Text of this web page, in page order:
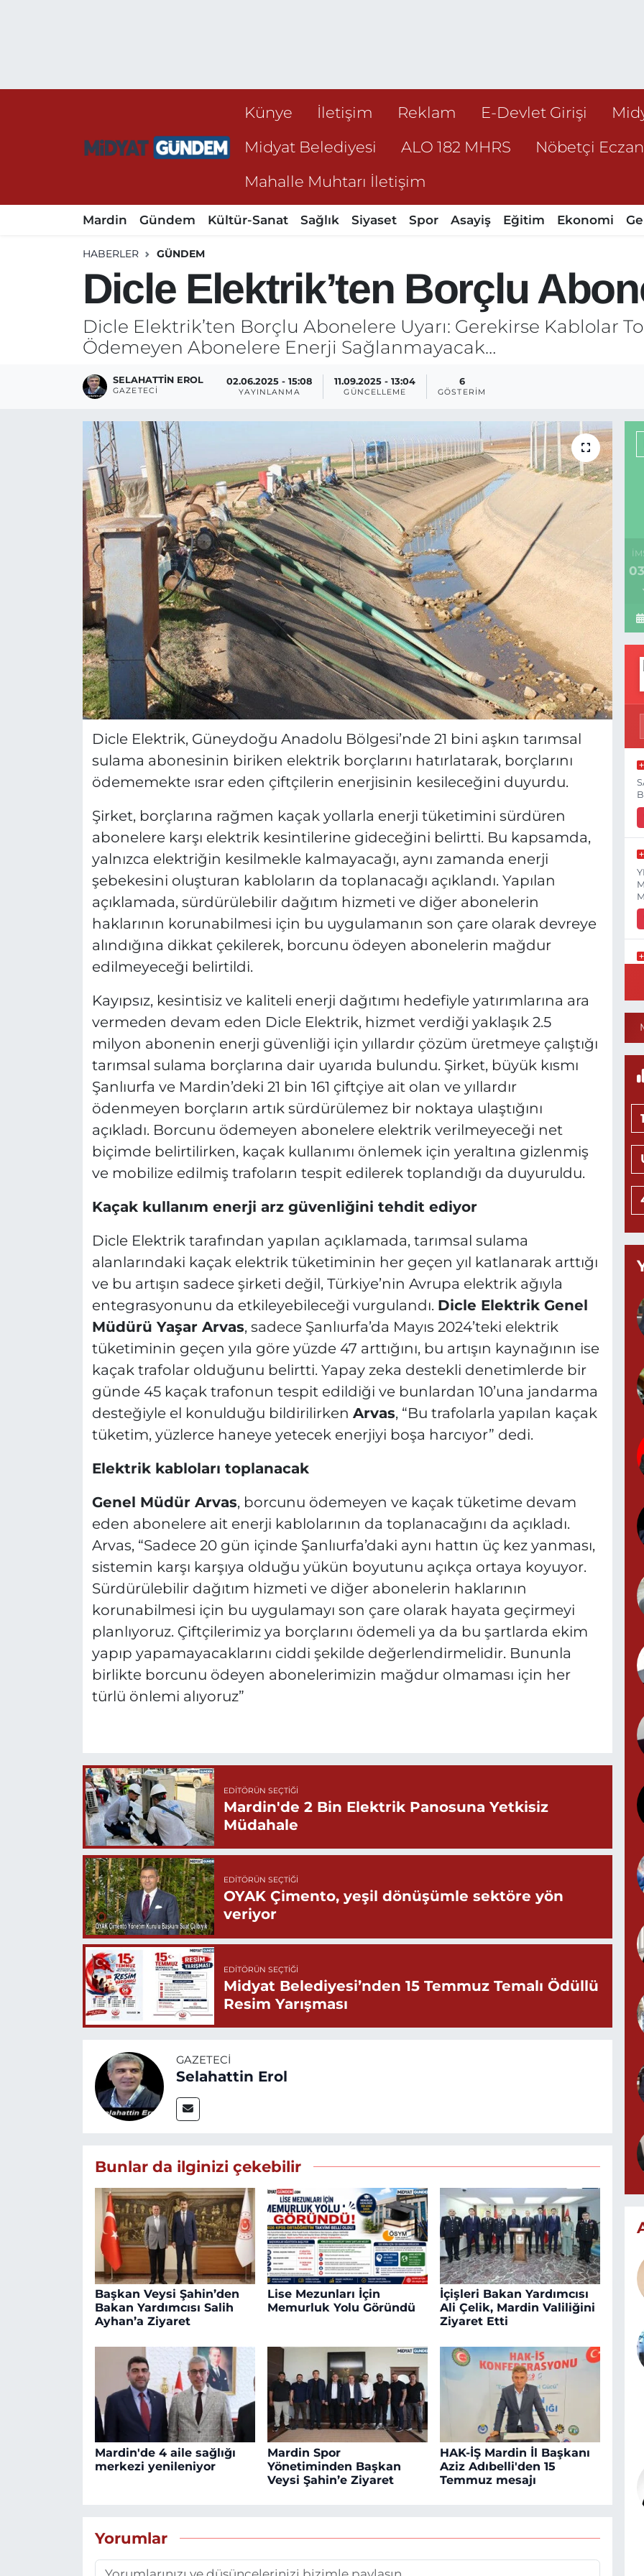
Künye İletişim Reklam E-Devlet Girişi
Midyat Belediyesi
ALO 182 MHRS Nöbetçi
Mahalle Muhtarı İletişim
Mardin Gündem Kültür-Sanat Sağlık Siyaset Spor Asayiş Eğitim Ekonomi
HABERLER GÜNDEM
Dicle Elektrik’ten Borçlu
Dicle Elektrik’ten Borçlu Abonelere Uyarı: Gerekirse Kablolar
Ödemeyen Abonelere Enerji Sağlanmayacak…
SELAHATTIN EROL
GAZETECI
02.06.2025 - 15:08
YAYINLANMA
11.09.2025 - 13:04
GÜNCELLEME
6
GÖSTERIM
Dicle Elektrik, Güneydoğu Anadolu Bölgesi’nde 21 bini aşkın tarımsal
sulama abonesinin biriken elektrik borçlarını hatırlatarak, borçlarını
ödememekte ısrar eden çiftçilerin enerjisinin kesileceğini duyurdu.
Şirket, borçlarına rağmen kaçak yollarla enerji tüketimini sürdüren
abonelere karşı elektrik kesintilerine gideceğini belirtti. Bu kapsamda,
yalnızca elektriğin kesilmekle kalmayacağı, aynı zamanda enerji
şebekesini oluşturan kabloların da toplanacağı açıklandı. Yapılan
açıklamada, sürdürülebilir dağıtım hizmeti ve diğer abonelerin
haklarının korunabilmesi için bu uygulamanın son çare olarak devreye
alındığına dikkat çekilerek, borcunu ödeyen abonelerin mağdur
edilmeyeceği belirtildi.
Kayıpsız, kesintisiz ve kaliteli enerji dağıtımı hedefiyle yatırımlarına ara
vermeden devam eden Dicle Elektrik, hizmet verdiği yaklaşık 2.5
milyon abonenin enerji güvenliği için yıllardır çözüm üretmeye çalıştığı
tarımsal sulama borçlarına dair uyarıda bulundu. Şirket, büyük kısmı
Şanlıurfa ve Mardin’deki 21 bin 161 çiftçiye ait olan ve yıllardır
ödenmeyen borçların artık sürdürülemez bir noktaya ulaştığını
açıkladı. Borcunu ödemeyen abonelere elektrik verilmeyeceği net
biçimde belirtilirken, kaçak kullanımı önlemek için yeraltına gizlenmiş
ve mobilize edilmiş trafoların tespit edilerek toplandığı da duyuruldu.
Kaçak kullanım enerji arz güvenliğini tehdit ediyor
Dicle Elektrik tarafından yapılan açıklamada, tarımsal sulama
alanlarındaki kaçak elektrik tüketiminin her geçen yıl katlanarak arttığı
ve bu artışın sadece şirketi değil, Türkiye’nin Avrupa elektrik ağıyla
entegrasyonunu da etkileyebileceği vurgulandı. Dicle Elektrik Genel
Müdürü Yaşar Arvas, sadece Şanlıurfa’da Mayıs 2024’teki elektrik
tüketiminin geçen yıla göre yüzde 47 arttığını, bu artışın kaynağının ise
kaçak trafolar olduğunu belirtti. Yapay zeka destekli denetimlerde bir
günde 45 kaçak trafonun tespit edildiği ve bunlardan 10’una jandarma
desteğiyle el konulduğu bildirilirken Arvas, “Bu trafolarla yapılan kaçak
tüketim, yüzlerce haneye yetecek enerjiyi boşa harcıyor” dedi.
Elektrik kabloları toplanacak
Genel Müdür Arvas, borcunu ödemeyen ve kaçak tüketime devam
eden abonelere ait enerji kablolarının da toplanacağını da açıkladı.
Arvas, “Sadece 20 gün içinde Şanlıurfa’daki aynı hattın üç kez yanması,
sistemin karşı karşıya olduğu yükün boyutunu açıkça ortaya koyuyor.
Sürdürülebilir dağıtım hizmeti ve diğer abonelerin haklarının
korunabilmesi için bu uygulamayı son çare olarak hayata geçirmeyi
planlıyoruz. Çiftçilerimiz ya borçlarını ödemeli ya da bu şartlarda ekim
yapıp yapamayacaklarını ciddi şekilde değerlendirmelidir. Bununla
birlikte borcunu ödeyen abonelerimizin mağdur olmaması için her
türlü önlemi alıyoruz”
EDITÖRÜN SEÇTIĞI
Mardin'de 2 Bin Elektrik Panosuna Yetkisiz
Müdahale
EDITÖRÜN SEÇTIĞI
OYAK Çimento, yeşil dönüşümle sektöre yön
veriyor
EDITÖRÜN SEÇTIĞI
Midyat Belediyesi’nden 15 Temmuz Temalı Ödüllü
Resim Yarışması
GAZETECI
Selahattin Erol
Bunlar da ilginizi çekebilir
Başkan Veysi Şahin’den
Bakan Yardımcısı Salih
Ayhan’a Ziyaret
Lise Mezunları İçin
Memurluk Yolu Göründü
İçişleri Bakan Yardımcısı
Ali Çelik, Mardin Valiliğini
Ziyaret Etti
Mardin'de 4 aile sağlığı
merkezi yenileniyor
Mardin Spor
Yönetiminden Başkan
Veysi Şahin’e Ziyaret
HAK-İŞ Mardin İl Başkanı
Aziz Adıbelli'den 15
Temmuz mesajı
Yorumlar